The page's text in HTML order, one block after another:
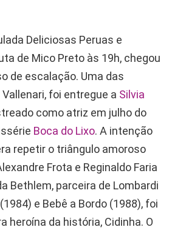
Deliciosas Peruas e
de Mico Preto às 19h, chegou
de escalação. Uma das
foi entregue a Silvia
como atriz em julho do
Boca do Lixo. A intenção
repetir o triângulo amoroso
Frota e Reginaldo Faria
Bethlem, parceira de Lombardi
e Bebê a Bordo (1988), foi
heroína da história, Cidinha. O